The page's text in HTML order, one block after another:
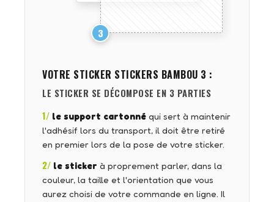
3
VOTRE STICKER STICKERS BAMBOU 3 :
LE STICKER SE DÉCOMPOSE EN 3 PARTIES
1/ le support cartonné qui sert à maintenir
l'adhésif lors du transport, il doit être retiré
en premier lors de la pose de votre sticker.
2/ le sticker à proprement parler, dans la
couleur, la taille et l'orientation que vous
aurez choisi de votre commande en ligne. Il